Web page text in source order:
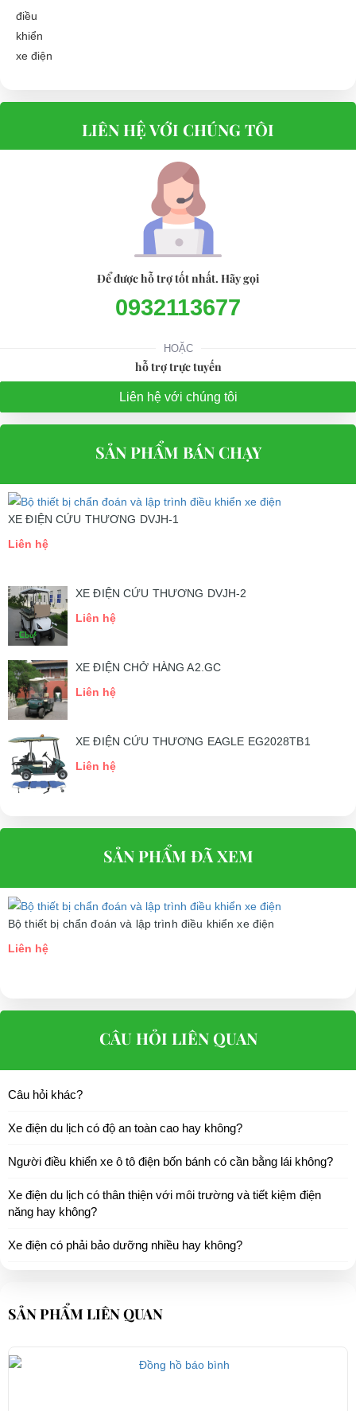
LIÊN HỆ VỚI CHÚNG TÔI
Để được hỗ trợ tốt nhất. Hãy gọi
0932113677
HOẶC
hỗ trợ trực tuyến
Liên hệ với chúng tôi
SẢN PHẨM BÁN CHẠY
XE ĐIỆN CỨU THƯƠNG DVJH-1
Liên hệ
XE ĐIỆN CỨU THƯƠNG DVJH-2
Liên hệ
XE ĐIỆN CHỞ HÀNG A2.GC
Liên hệ
XE ĐIỆN CỨU THƯƠNG EAGLE EG2028TB1
Liên hệ
SẢN PHẨM ĐÃ XEM
Bộ thiết bị chẩn đoán và lập trình điều khiển xe điện
Liên hệ
CÂU HỎI LIÊN QUAN
Câu hỏi khác?
Xe điện du lịch có độ an toàn cao hay không?
Người điều khiển xe ô tô điện bốn bánh có cần bằng lái không?
Xe điện du lịch có thân thiện với môi trường và tiết kiệm điện
năng hay không?
Xe điện có phải bảo dưỡng nhiều hay không?
SẢN PHẨM LIÊN QUAN